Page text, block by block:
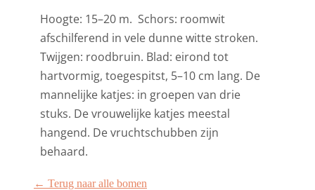
Hoogte: 15–20 m. Schors: roomwit
afschilferend in vele dunne witte stroken.
Twijgen: roodbruin. Blad: eirond tot
hartvormig, toegespitst, 5–10 cm lang. De
mannelijke katjes: in groepen van drie
stuks. De vrouwelijke katjes meestal
hangend. De vruchtschubben zijn
behaard.
← Terug naar alle bomen